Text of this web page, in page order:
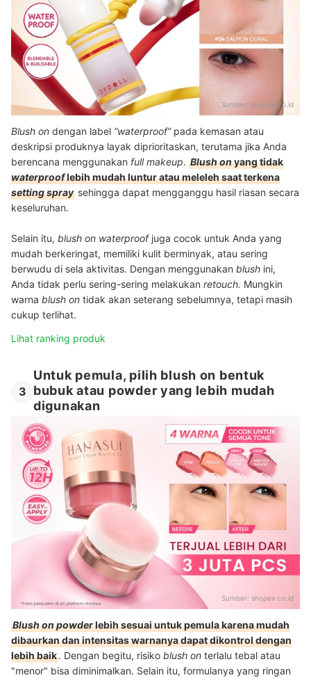
Sumber: shopee.co.id
Blush on dengan label “waterproof”pada kemasan atau
deskripsi produknya layak diprioritaskan, terutama jika Anda
berencana menggunakan full makeup. Blush onyang tidak
waterprooflebih mudah luntur atau meleleh saat terkena
setting spray sehingga dapat mengganggu hasil riasan secara
keseluruhan.
Selain itu, blush on waterproof juga cocok untuk Anda yang
mudah berkeringat, memiliki kulit berminyak, atau sering
berwudu di sela aktivitas. Dengan menggunakan blush ini,
Anda tidak perlu sering-sering melakukan retouch. Mungkin
warna blush on tidak akan seterang sebelumnya, tetapi masih
cukup terlihat.
Lihat ranking produk
3
Untuk pemula, pilih blush on bentuk
bubuk atau powder yang lebih mudah
digunakan
Sumber: shopee.co.id
Blush on powderlebih sesuai untuk pemula karena mudah
dibaurkan dan intensitas warnanya dapat dikontrol dengan
lebih baik. Dengan begitu, risiko blush on terlalu tebal atau
"menor" bisa diminimalkan. Selain itu, formulanya yang ringan